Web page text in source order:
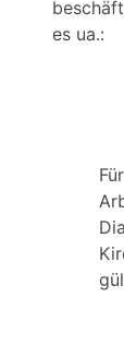
es ua.: